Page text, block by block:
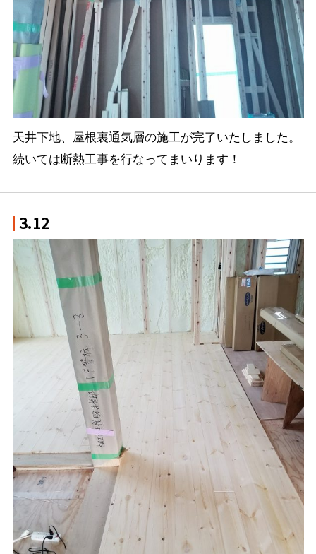
天井下地、屋根裏通気層の施工が完了いたしました。
続いては断熱工事を行なってまいります！
3.12